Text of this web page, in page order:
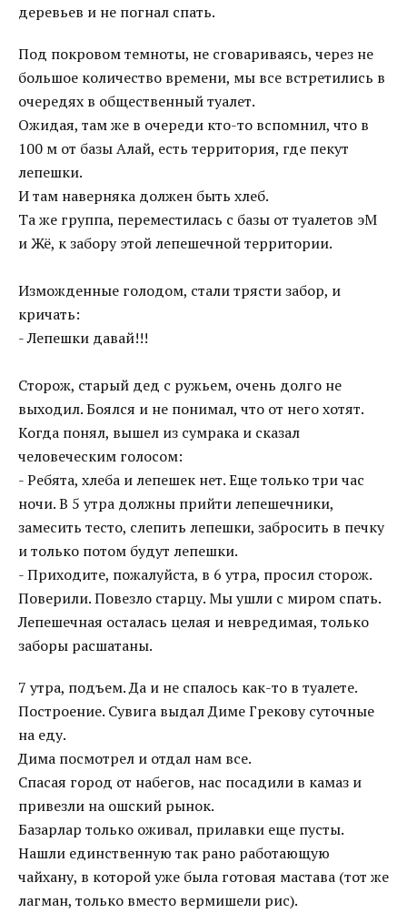
деревьев и не погнал спать.
Под покровом темноты, не сговариваясь, через не
большое количество времени, мы все встретились в
очередях в общественный туалет.
Ожидая, там же в очереди кто-то вспомнил, что в
100 м от базы Алай, есть территория, где пекут
лепешки.
И там наверняка должен быть хлеб.
Та же группа, переместилась с базы от туалетов эМ
и Жё, к забору этой лепешечной территории.
Изможденные голодом, стали трясти забор, и
кричать:
- Лепешки давай!!!
Сторож, старый дед с ружьем, очень долго не
выходил. Боялся и не понимал, что от него хотят.
Когда понял, вышел из сумрака и сказал
человеческим голосом:
- Ребята, хлеба и лепешек нет. Еще только три час
ночи. В 5 утра должны прийти лепешечники,
замесить тесто, слепить лепешки, забросить в печку
и только потом будут лепешки.
- Приходите, пожалуйста, в 6 утра, просил сторож.
Поверили. Повезло старцу. Мы ушли с миром спать.
Лепешечная осталась целая и невредимая, только
заборы расшатаны.
7 утра, подъем. Да и не спалось как-то в туалете.
Построение. Сувига выдал Диме Грекову суточные
на еду.
Дима посмотрел и отдал нам все.
Спасая город от набегов, нас посадили в камаз и
привезли на ошский рынок.
Базарлар только оживал, прилавки еще пусты.
Нашли единственную так рано работающую
чайхану, в которой уже была готовая мастава (тот же
лагман, только вместо вермишели рис).